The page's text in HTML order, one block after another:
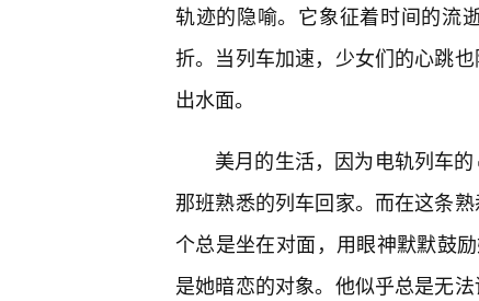
轨迹的隐喻。它象征着时间的流
折。当列车加速，少女们的心跳
出水面。
美月的生活，因为电轨列车
那班熟悉的列车回家。而在这条
个总是坐在对面，用眼神默默鼓
是她暗恋的对象。他似乎总是无